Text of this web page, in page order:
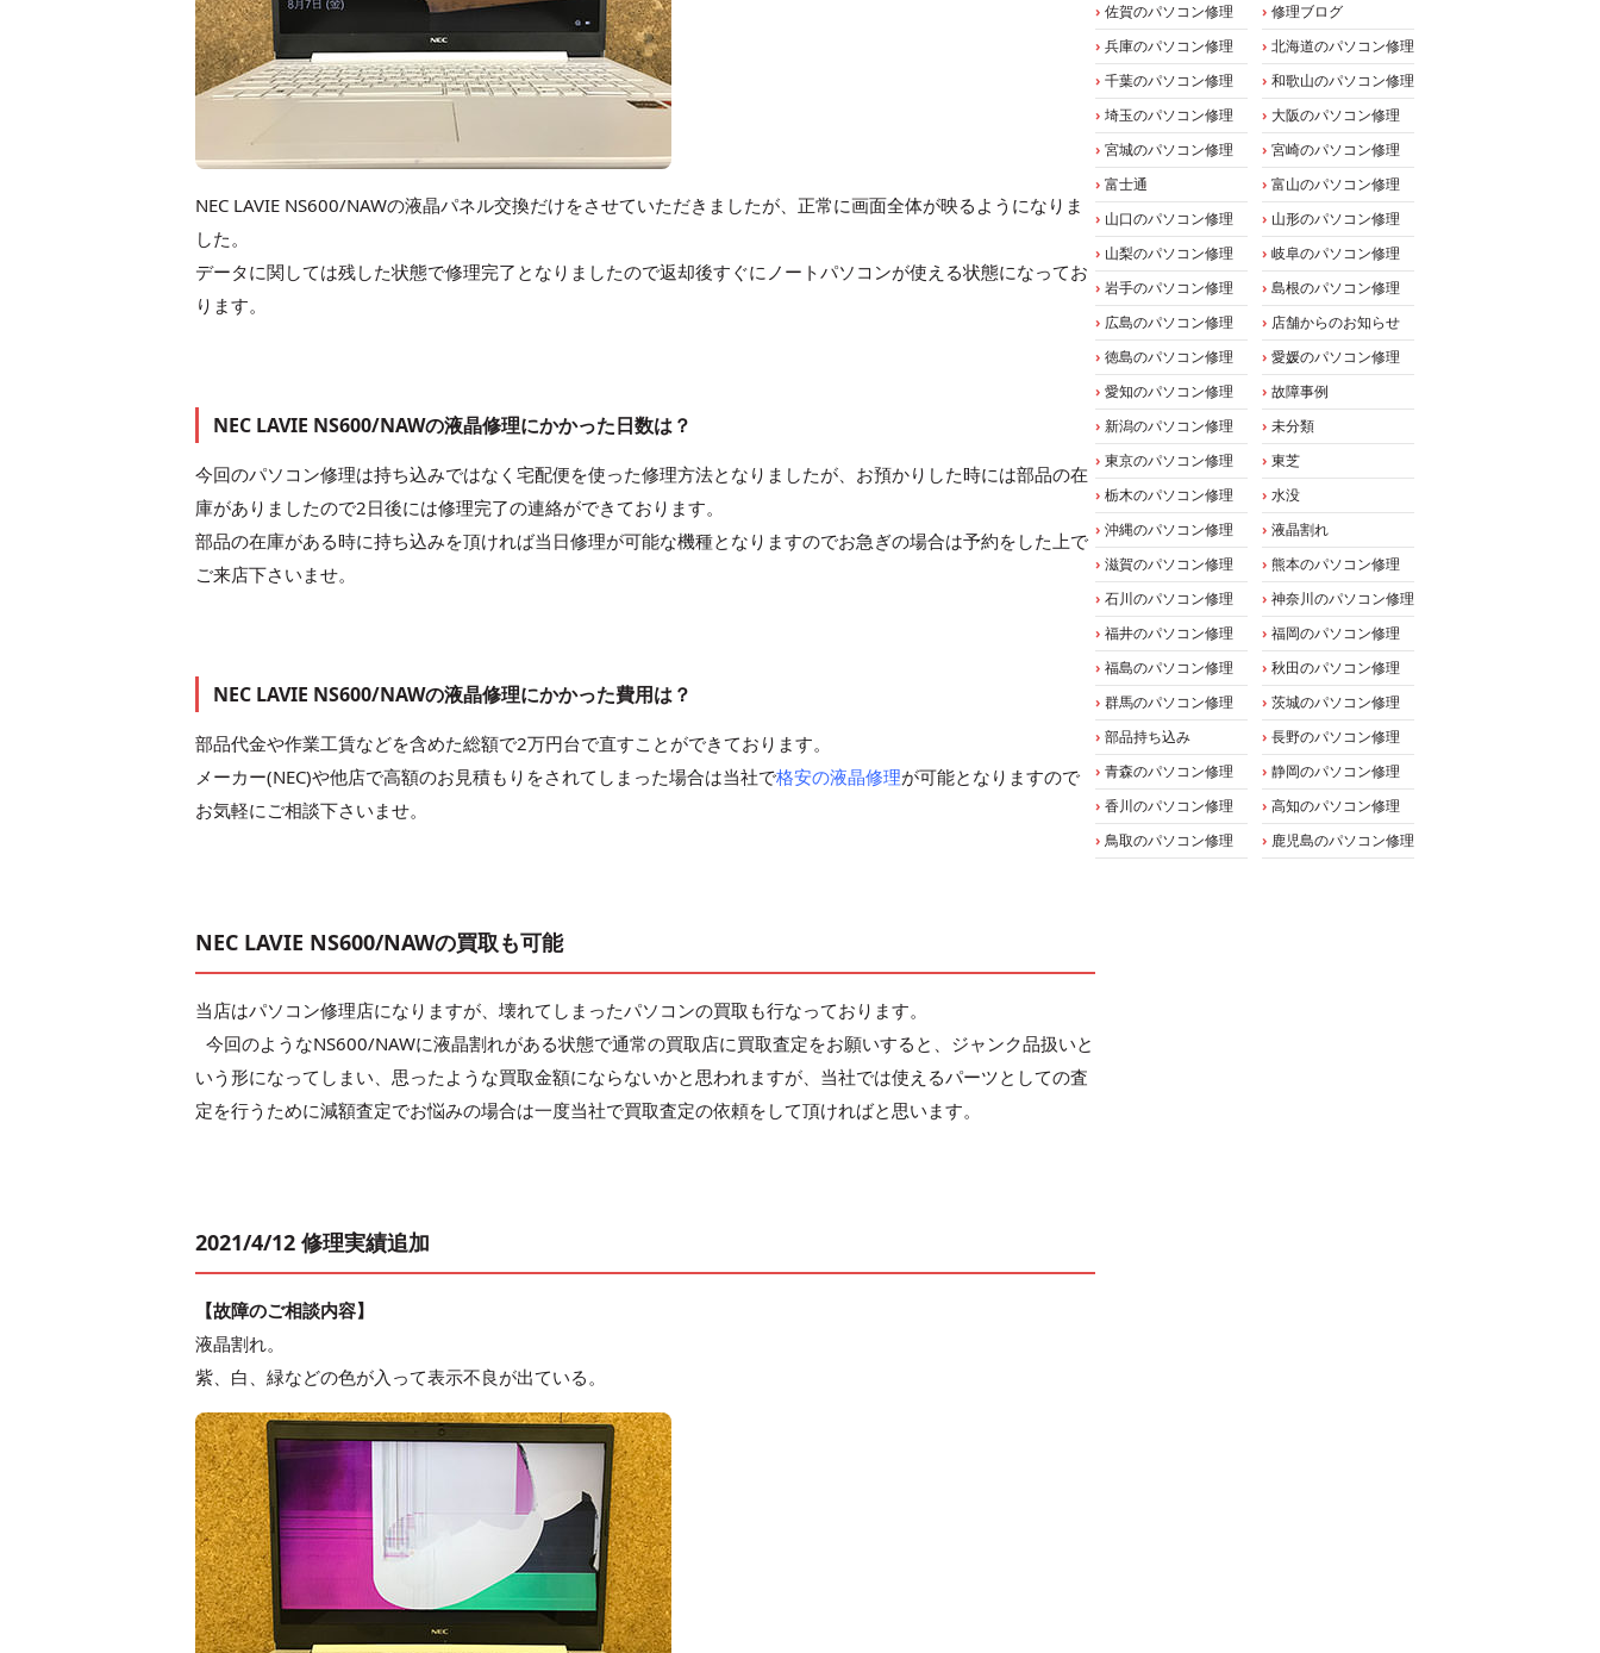
NEC LAVIE NS600/NAWの液晶パネル交換だけをさせていただきましたが、正常に画面全体が映るようになりま
した。
データに関しては残した状態で修理完了となりましたので返却後すぐにノートパソコンが使える状態になってお
ります。
NEC LAVIE NS600/NAWの液晶修理にかかった日数は？
今回のパソコン修理は持ち込みではなく宅配便を使った修理方法となりましたが、お預かりした時には部品の在
庫がありましたので2日後には修理完了の連絡ができております。
部品の在庫がある時に持ち込みを頂ければ当日修理が可能な機種となりますのでお急ぎの場合は予約をした上で
ご来店下さいませ。
NEC LAVIE NS600/NAWの液晶修理にかかった費用は？
部品代金や作業工賃などを含めた総額で2万円台で直すことができております。
メーカー(NEC)や他店で高額のお見積もりをされてしまった場合は当社で格安の液晶修理が可能となりますので
お気軽にご相談下さいませ。
NEC LAVIE NS600/NAWの買取も可能
当店はパソコン修理店になりますが、壊れてしまったパソコンの買取も行なっております。
今回のようなNS600/NAWに液晶割れがある状態で通常の買取店に買取査定をお願いすると、ジャンク品扱いと
いう形になってしまい、思ったような買取金額にならないかと思われますが、当社では使えるパーツとしての査
定を行うために減額査定でお悩みの場合は一度当社で買取査定の依頼をして頂ければと思います。
2021/4/12 修理実績追加
【故障のご相談内容】
液晶割れ。
紫、白、緑などの色が入って表示不良が出ている。
佐賀のパソコン修理
修理ブログ
兵庫のパソコン修理
北海道のパソコン修理
千葉のパソコン修理
和歌山のパソコン修理
埼玉のパソコン修理
大阪のパソコン修理
宮城のパソコン修理
宮崎のパソコン修理
富士通
富山のパソコン修理
山口のパソコン修理
山形のパソコン修理
山梨のパソコン修理
岐阜のパソコン修理
岩手のパソコン修理
島根のパソコン修理
広島のパソコン修理
店舗からのお知らせ
徳島のパソコン修理
愛媛のパソコン修理
愛知のパソコン修理
故障事例
新潟のパソコン修理
未分類
東京のパソコン修理
東芝
栃木のパソコン修理
水没
沖縄のパソコン修理
液晶割れ
滋賀のパソコン修理
熊本のパソコン修理
石川のパソコン修理
神奈川のパソコン修理
福井のパソコン修理
福岡のパソコン修理
福島のパソコン修理
秋田のパソコン修理
群馬のパソコン修理
茨城のパソコン修理
部品持ち込み
長野のパソコン修理
青森のパソコン修理
静岡のパソコン修理
香川のパソコン修理
高知のパソコン修理
鳥取のパソコン修理
鹿児島のパソコン修理